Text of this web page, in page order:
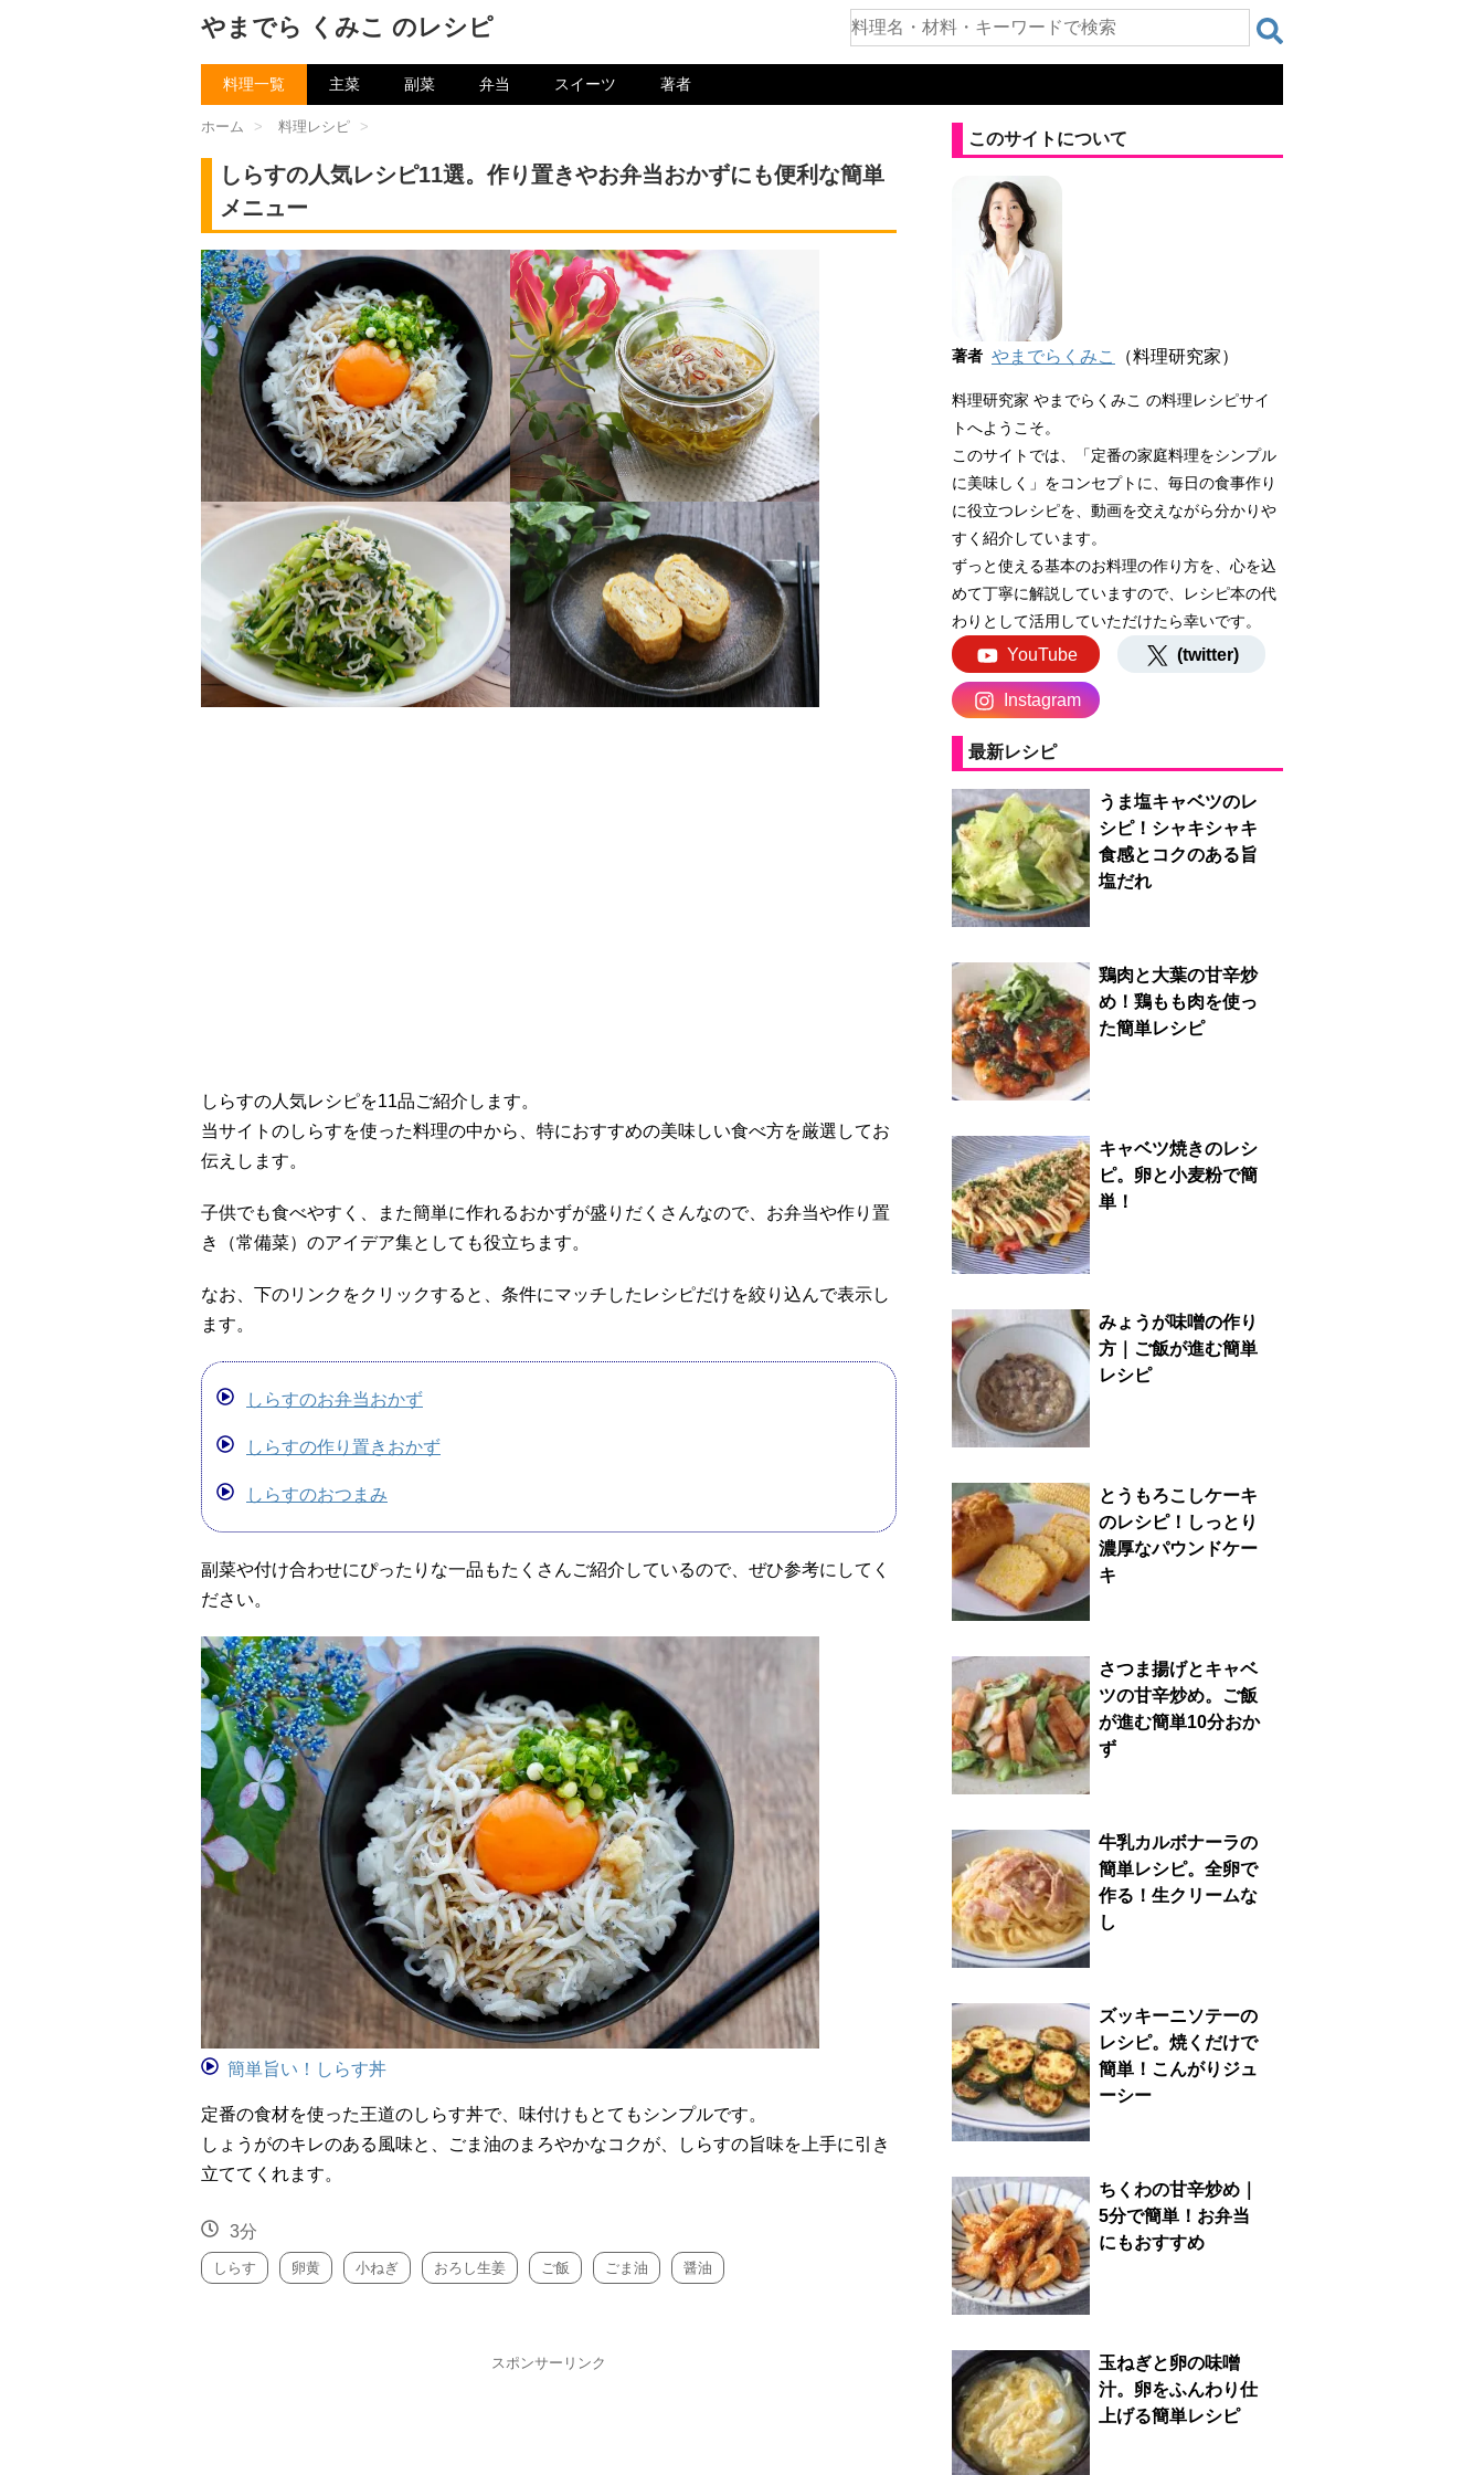
やまでら くみこ のレシピ
料理一覧 主菜 副菜 弁当 スイーツ 著者
ホーム > 料理レシピ >
しらすの人気レシピ11選。作り置きやお弁当おかずにも便利な簡単
メニュー
しらすの人気レシピを11品ご紹介します。
当サイトのしらすを使った料理の中から、特におすすめの美味しい食べ方を厳選してお
伝えします。
子供でも食べやすく、また簡単に作れるおかずが盛りだくさんなので、お弁当や作り置
き（常備菜）のアイデア集としても役立ちます。
なお、下のリンクをクリックすると、条件にマッチしたレシピだけを絞り込んで表示し
ます。
しらすのお弁当おかず
しらすの作り置きおかず
しらすのおつまみ
副菜や付け合わせにぴったりな一品もたくさんご紹介しているので、ぜひ参考にしてく
ださい。
簡単旨い！しらす丼
定番の食材を使った王道のしらす丼で、味付けもとてもシンプルです。
しょうがのキレのある風味と、ごま油のまろやかなコクが、しらすの旨味を上手に引き
立ててくれます。
3分
しらす 卵黄 小ねぎ おろし生姜 ご飯 ごま油 醤油
スポンサーリンク
このサイトについて
著者 やまでらくみこ （料理研究家）
料理研究家 やまでらくみこ の料理レシピサイ
トへようこそ。
このサイトでは、「定番の家庭料理をシンプル
に美味しく」をコンセプトに、毎日の食事作り
に役立つレシピを、動画を交えながら分かりや
すく紹介しています。
ずっと使える基本のお料理の作り方を、心を込
めて丁寧に解説していますので、レシピ本の代
わりとして活用していただけたら幸いです。
YouTube (twitter)
Instagram
最新レシピ
うま塩キャベツのレ
シピ！シャキシャキ
食感とコクのある旨
塩だれ
鶏肉と大葉の甘辛炒
め！鶏もも肉を使っ
た簡単レシピ
キャベツ焼きのレシ
ピ。卵と小麦粉で簡
単！
みょうが味噌の作り
方｜ご飯が進む簡単
レシピ
とうもろこしケーキ
のレシピ！しっとり
濃厚なパウンドケー
キ
さつま揚げとキャベ
ツの甘辛炒め。ご飯
が進む簡単10分おか
ず
牛乳カルボナーラの
簡単レシピ。全卵で
作る！生クリームな
し
ズッキーニソテーの
レシピ。焼くだけで
簡単！こんがりジュ
ーシー
ちくわの甘辛炒め｜
5分で簡単！お弁当
にもおすすめ
玉ねぎと卵の味噌
汁。卵をふんわり仕
上げる簡単レシピ